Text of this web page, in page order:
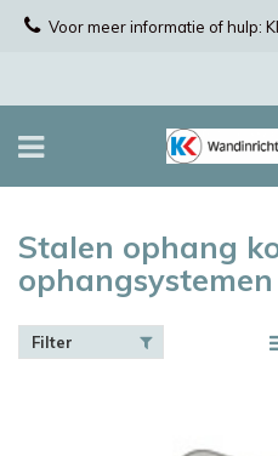
Voor meer informatie of hulp:
Stalen ophang
ophangsystemen
Filter